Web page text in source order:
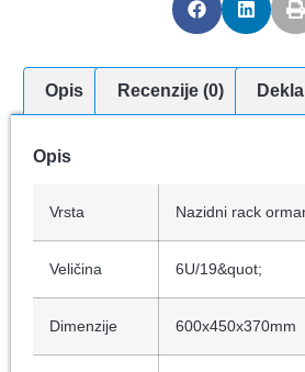
Opis Recenzije (0)
Opis
Vrsta Nazidni rack
Veličina 6U/19&quot;
Dimenzije 600x450x370mm